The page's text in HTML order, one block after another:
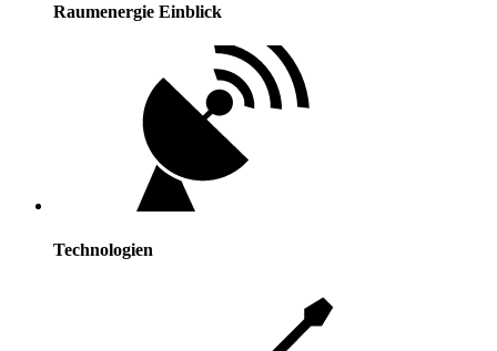
Raumenergie Einblick
Technologien